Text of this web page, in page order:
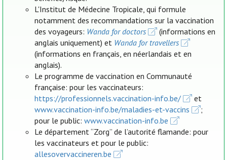
L'Institut de Médecine Tropicale, qui formule
notamment des recommandations sur la vaccination
des voyageurs: Wanda for doctors
(informations en
anglais uniquement) et Wanda for travellers
(informations en français, en néerlandais et en
anglais).
Le programme de vaccination en Communauté
française: pour les vaccinateurs:
https://professionnels.vaccination-info.be/
et
www.vaccination-info.be/maladies-et-vaccins
;
pour le public:www.vaccination-info.be
Le département “Zorg” de l’autorité flamande: pour
les vaccinateurs et pour le public:
allesovervaccineren.be